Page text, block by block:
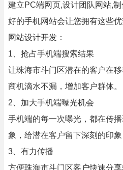
建立PC端网页,设计团队网站,
好的手机网站会让您拥有这些
网站设计开发：
1、抢占手机端搜索结果
让珠海市斗门区潜在的客户在
商机滴水不漏，增加客户群体。
2、加大手机端曝光机会
手机端的每一次曝光，都在传
象，给潜在客户留下深刻的印象
3、有力传播
方便珠海市斗门区客户快速分